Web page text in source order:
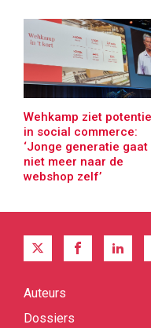
Wehkamp ziet potentie
in social commerce:
‘Jonge generatie gaat
niet meer naar de
webshop zelf’
Quick
Auteurs
Dossiers